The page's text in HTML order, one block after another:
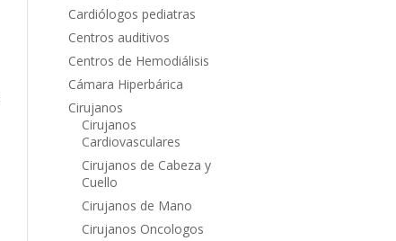
Cardiólogos pediatras
Centros auditivos
Centros de Hemodiálisis
Cámara Hiperbárica
Cirujanos
Cirujanos
Cardiovasculares
Cirujanos de Cabeza y
Cuello
Cirujanos de Mano
Cirujanos Oncologos